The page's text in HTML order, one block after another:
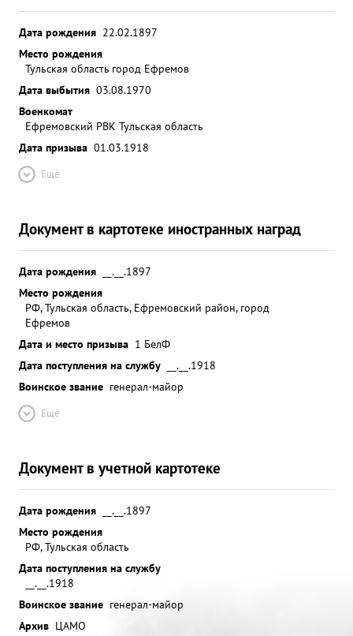
Дата рождения 22.02.1897
Место рождения
Тульская область город Ефремов
Дата выбытия 03.08.1970
Военкомат
Ефремовский РВК Тульская область
Дата призыва 01.03.1918
Ещё
Документ в картотеке иностранных наград
Дата рождения
__.__.1897
Место рождения
РФ, Тульская область, Ефремовский район, город
Ефремов
Дата и место призыва 1 БелФ
Дата поступления на службу
__.__.1918
Воинское звание генерал-майор
Ещё
Документ в учетной картотеке
Дата рождения
__.__.1897
Место рождения
РФ, Тульская область
Дата поступления на службу
__.__.1918
Воинское звание генерал-майор
Архив ЦАМО